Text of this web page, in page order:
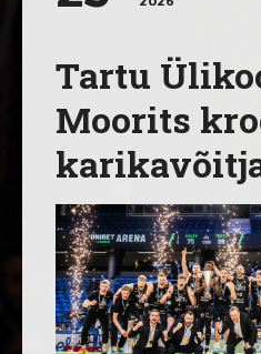
Tartu
Moorits